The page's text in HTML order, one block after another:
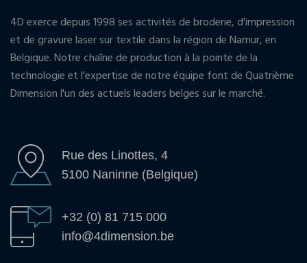
4D exerce depuis 1998 ses activités de broderie, d'impression
et de gravure laser sur textile dans la région de Namur, en
Belgique. Notre chaîne de production à la pointe de la
technologie et l'expertise de notre équipe font de Quatrième
Dimension l'un des actuels leaders belges sur le marché.
Rue des Linottes, 4
5100 Naninne (Belgique)
+32 (0) 81 715 000
info@4dimension.be